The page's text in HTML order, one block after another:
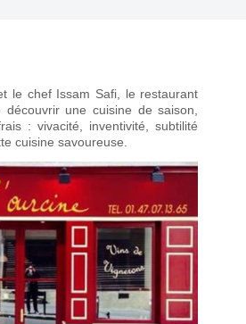
le chef Issam Safi, le restaurant
découvrir une cuisine de saison,
: vivacité, inventivité, subtilité
cuisine savoureuse.